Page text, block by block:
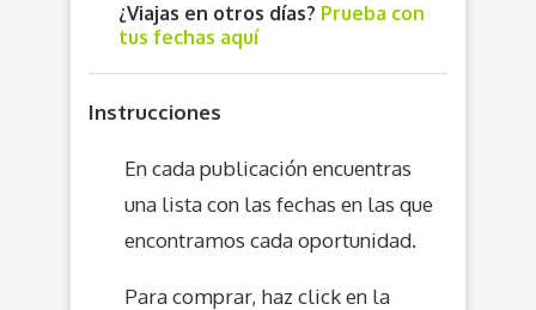
¿Viajas en otros días? Prueba con
tus fechas aquí
Instrucciones
En cada publicación encuentras
una lista con las fechas en las que
encontramos cada oportunidad.
Para comprar, haz click en la